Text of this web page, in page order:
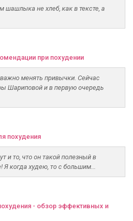
шашлыка не хлеб, как в тексте, а
при похудении
менять привычки. Сейчас
Шариповой и в первую очередь
похудения
и то, что он такой полезный в
Я когда худею, то с большим...
- обзор эффективных и